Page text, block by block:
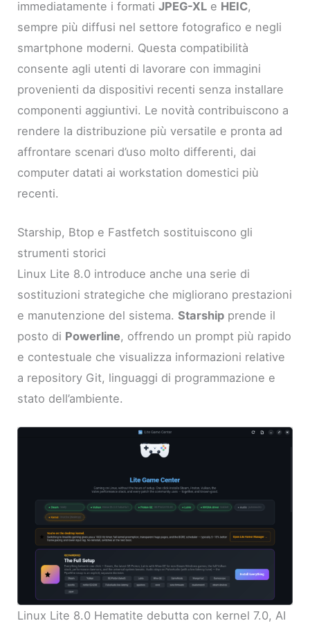
immediatamente i formatiJPEG-XL e HEIC,
sempre più diffusi nel settore fotografico e negli
smartphone moderni. Questa compatibilità
consente agli utenti di lavorare con immagini
provenienti da dispositivi recenti senza installare
componenti aggiuntivi. Le novità contribuiscono a
rendere la distribuzione più versatile e pronta ad
affrontare scenari d’uso molto differenti, dai
computer datati ai workstation domestici più
recenti.
Starship, Btop e Fastfetch sostituiscono gli
strumenti storici
Linux Lite 8.0 introduce anche una serie di
sostituzioni strategiche che migliorano prestazioni
e manutenzione del sistema.Starship prende il
posto di Powerline, offrendo un prompt più rapido
e contestuale che visualizza informazioni relative
a repository Git, linguaggi di programmazione e
stato dell’ambiente.
Linux Lite 8.0 Hematite debutta con kernel 7.0, AI